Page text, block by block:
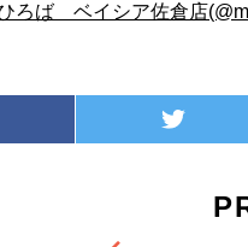
ろば ベイシア佐倉店